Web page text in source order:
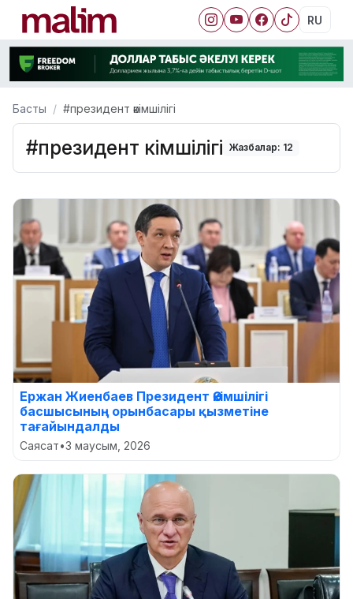
RU
Басты #президент әкімшілігі
#президент әкімшілігі Жазбалар: 12
Ержан Жиенбаев Президент Әкімшілігі
басшысының орынбасары қызметіне
тағайындалды
Саясат•3 маусым, 2026